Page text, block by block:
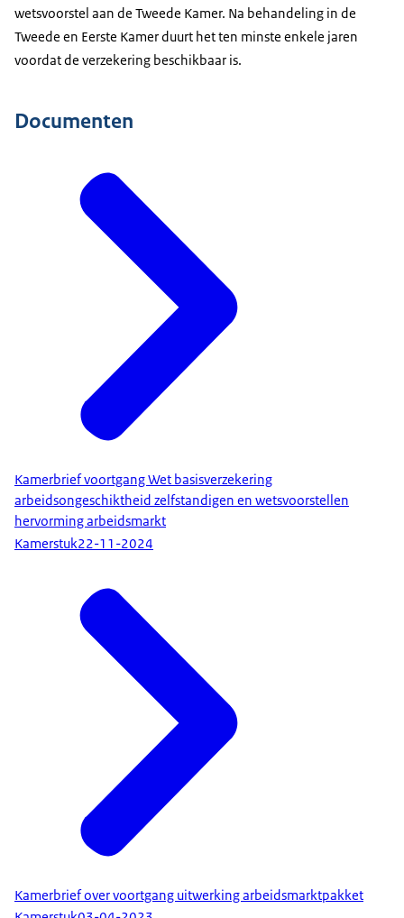
wetsvoorstel aan de Tweede Kamer. Na behandeling in de
Tweede en Eerste Kamer duurt het ten minste enkele jaren
voordat de verzekering beschikbaar is.
Documenten
Kamerbrief voortgang Wet basisverzekering
arbeidsongeschiktheid zelfstandigen en wetsvoorstellen
hervorming arbeidsmarkt
Kamerstuk22-11-2024
Kamerbrief over voortgang uitwerking arbeidsmarktpakket